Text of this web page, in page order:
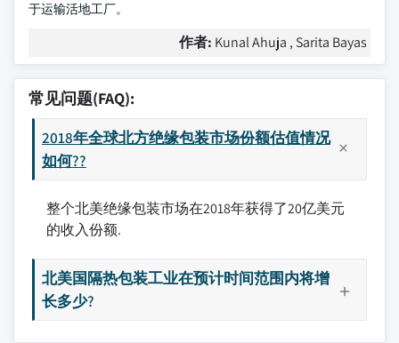
于运输活地工厂。
作者: Kunal Ahuja , Sarita Bayas
常见问题(FAQ):
2018年全球北方绝缘包装市场份额估值情况
如何??
整个北美绝缘包装市场在2018年获得了20亿美元
的收入份额.
北美国隔热包装工业在预计时间范围内将增
长多少?